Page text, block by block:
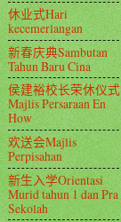
休业式Hari
kecemerlangan
新春庆典Sambutan
Tahun Baru Cina
侯建裕校长荣休仪式
Majlis Persaraan En
How
欢送会Majlis
Perpisahan
新生入学Orientasi
Murid tahun 1 dan Pra
Sekolah